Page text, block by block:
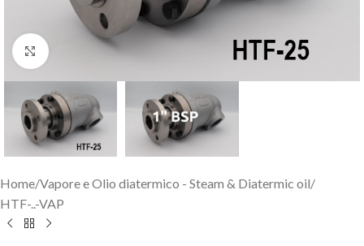
Click to enlarge
Home/Vapore e Olio diatermico - Steam & Diatermic oil/
HTF-..-VAP